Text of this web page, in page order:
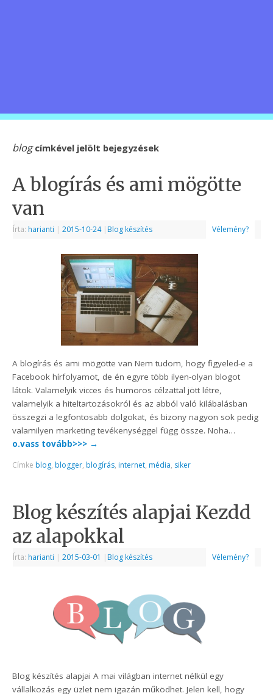
blogcímkével jelölt bejegyzések
A blogírás és ami mögötte
van
Írta: harianti 2015-10-24 Blog készítés Vélemény?
A blogírás és ami mögötte van Nem tudom, hogy figyeled-e a
Facebook hírfolyamot, de én egyre több ilyen-olyan blogot
látok. Valamelyik vicces és humoros célzattal jött létre,
valamelyik a hiteltartozásokról és az abból való kilábalásban
összegzi a legfontosabb dolgokat, és bizony nagyon sok pedig
valamilyen marketing tevékenységgel függ össze. Noha…
o.vass tovább>>> →
Címke blog, blogger, blogírás, internet, média, siker
Blog készítés alapjai Kezdd
az alapokkal
Írta: harianti | 2015-03-01 | Blog készítés Vélemény?
Blog készítés alapjai A mai világban internet nélkül egy
vállalkozás egy üzlet nem igazán működhet. Jelen kell, hogy